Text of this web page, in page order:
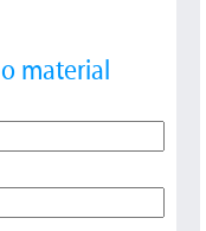
material